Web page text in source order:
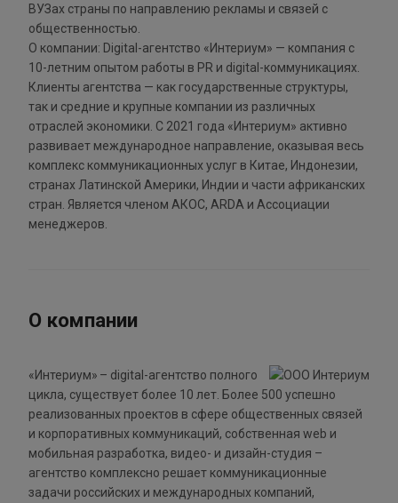
ВУЗах страны по направлению рекламы и связей с
общественностью.
О компании: Digital-агентство «Интериум» — компания с
10-летним опытом работы в PR и digital-коммуникациях.
Клиенты агентства — как государственные структуры,
так и средние и крупные компании из различных
отраслей экономики. С 2021 года «Интериум» активно
развивает международное направление, оказывая весь
комплекс коммуникационных услуг в Китае, Индонезии,
странах Латинской Америки, Индии и части африканских
стран. Является членом АКОС, ARDA и Ассоциации
менеджеров.
О компании
«Интериум» – digital-агентство полного
цикла, существует более 10 лет. Более 500 успешно
реализованных проектов в сфере общественных связей
и корпоративных коммуникаций, собственная web и
мобильная разработка, видео- и дизайн-студия –
агентство комплексно решает коммуникационные
задачи российских и международных компаний,